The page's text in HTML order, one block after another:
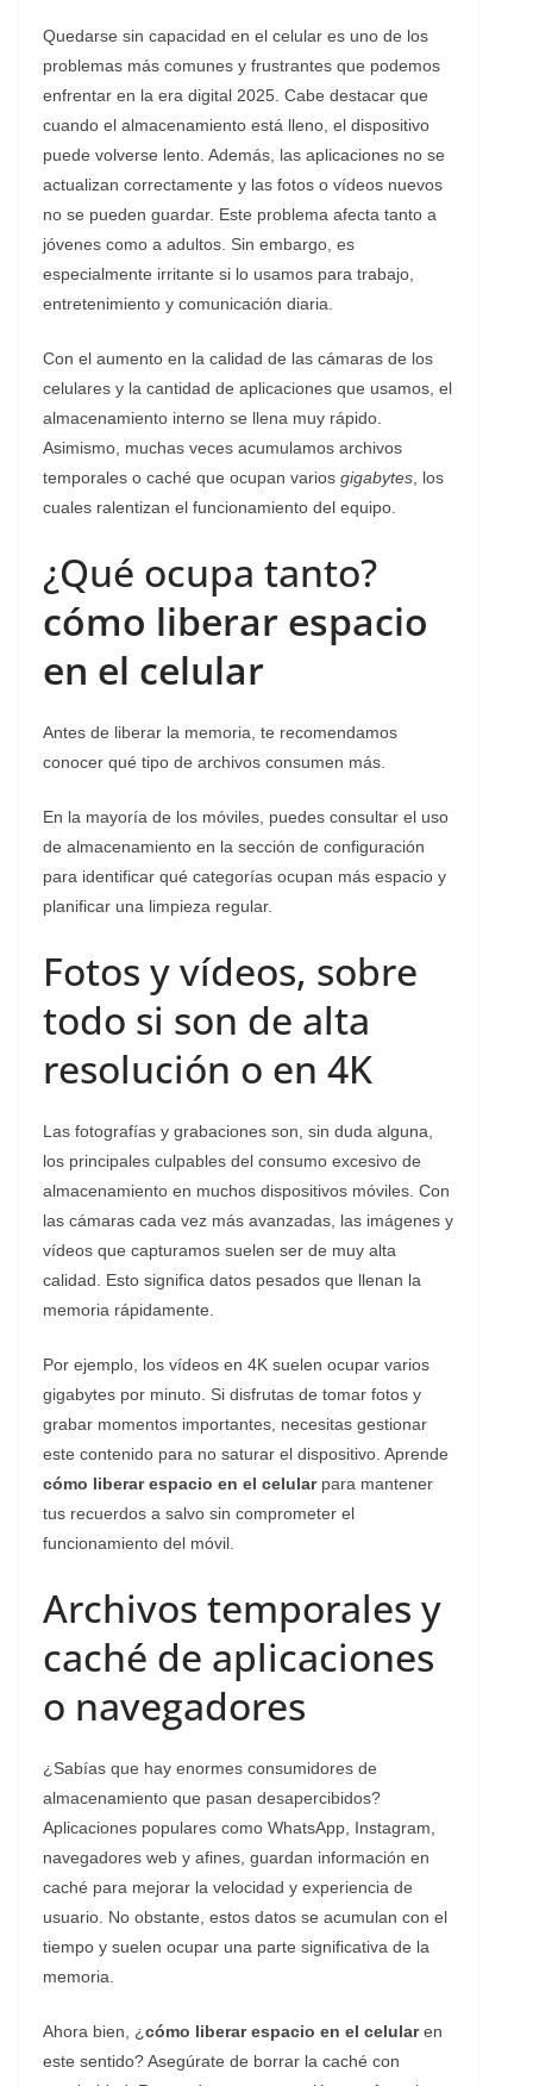
Quedarse sin capacidad en el celular es uno de los
problemas más comunes y frustrantes que podemos
enfrentar en la era digital 2025. Cabe destacar que
cuando el almacenamiento está lleno, el dispositivo
puede volverse lento. Además, las aplicaciones no se
actualizan correctamente y las fotos o vídeos nuevos
no se pueden guardar. Este problema afecta tanto a
jóvenes como a adultos. Sin embargo, es
especialmente irritante si lo usamos para trabajo,
entretenimiento y comunicación diaria.
Con el aumento en la calidad de las cámaras de los
celulares y la cantidad de aplicaciones que usamos, el
almacenamiento interno se llena muy rápido.
Asimismo, muchas veces acumulamos archivos
temporales o caché que ocupan varios gigabytes , los
cuales ralentizan el funcionamiento del equipo.
¿Qué ocupa tanto?
cómo liberar espacio
en el celular
Antes de liberar la memoria, te recomendamos
conocer qué tipo de archivos consumen más.
En la mayoría de los móviles, puedes consultar el uso
de almacenamiento en la sección de configuración
para identificar qué categorías ocupan más espacio y
planificar una limpieza regular.
Fotos y vídeos, sobre
todo si son de alta
resolución o en 4K
Las fotografías y grabaciones son, sin duda alguna,
los principales culpables del consumo excesivo de
almacenamiento en muchos dispositivos móviles. Con
las cámaras cada vez más avanzadas, las imágenes y
vídeos que capturamos suelen ser de muy alta
calidad. Esto significa datos pesados que llenan la
memoria rápidamente.
Por ejemplo, los vídeos en 4K suelen ocupar varios
gigabytes por minuto. Si disfrutas de tomar fotos y
grabar momentos importantes, necesitas gestionar
este contenido para no saturar el dispositivo. Aprende
cómo liberar espacio en el celularpara mantener
tus recuerdos a salvo sin comprometer el
funcionamiento del móvil.
Archivos temporales y
caché de aplicaciones
o navegadores
¿Sabías que hay enormes consumidores de
almacenamiento que pasan desapercibidos?
Aplicaciones populares como WhatsApp, Instagram,
navegadores web y afines, guardan información en
caché para mejorar la velocidad y experiencia de
usuario. No obstante, estos datos se acumulan con el
tiempo y suelen ocupar una parte significativa de la
memoria.
Ahora bien, ¿cómo liberar espacio en el celularen
este sentido? Asegúrate de borrar la caché con